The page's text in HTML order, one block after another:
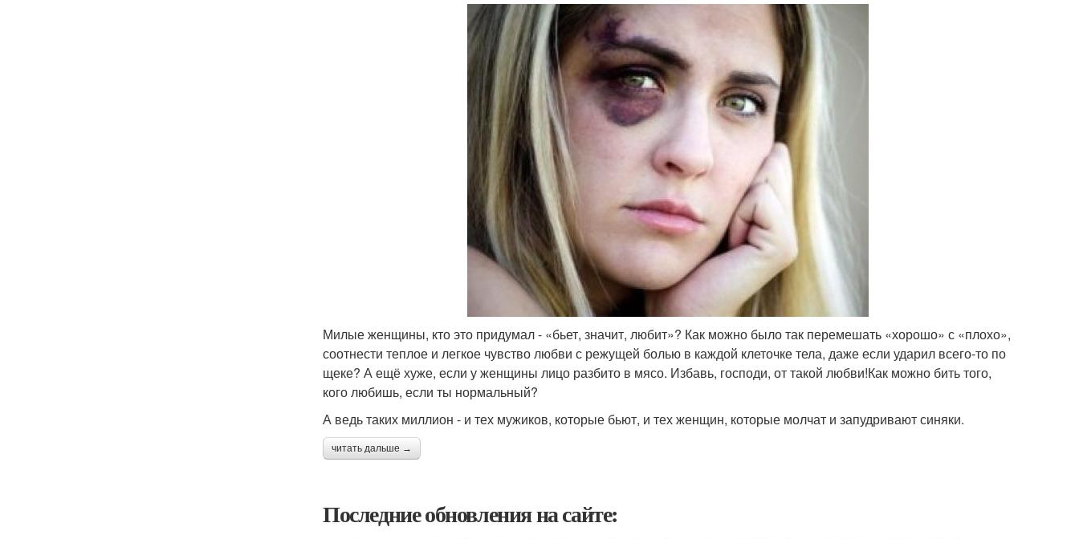
Милые женщины, кто это придумал - «бьет, значит, любит»? Как можно было так перемешать «хорошо» с «плохо»,
соотнести теплое и легкое чувство любви с режущей болью в каждой клеточке тела, даже если ударил всего-то по
щеке? А ещё хуже, если у женщины лицо разбито в мясо. Избавь, господи, от такой любви!Как можно бить того,
кого любишь, если ты нормальный?
А ведь таких миллион - и тех мужиков, которые бьют, и тех женщин, которые молчат и запудривают синяки.
читать дальше →
Последние обновления на сайте: